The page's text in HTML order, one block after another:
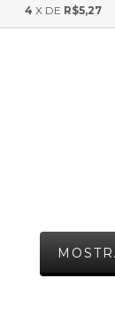
4 X DE R$5,27